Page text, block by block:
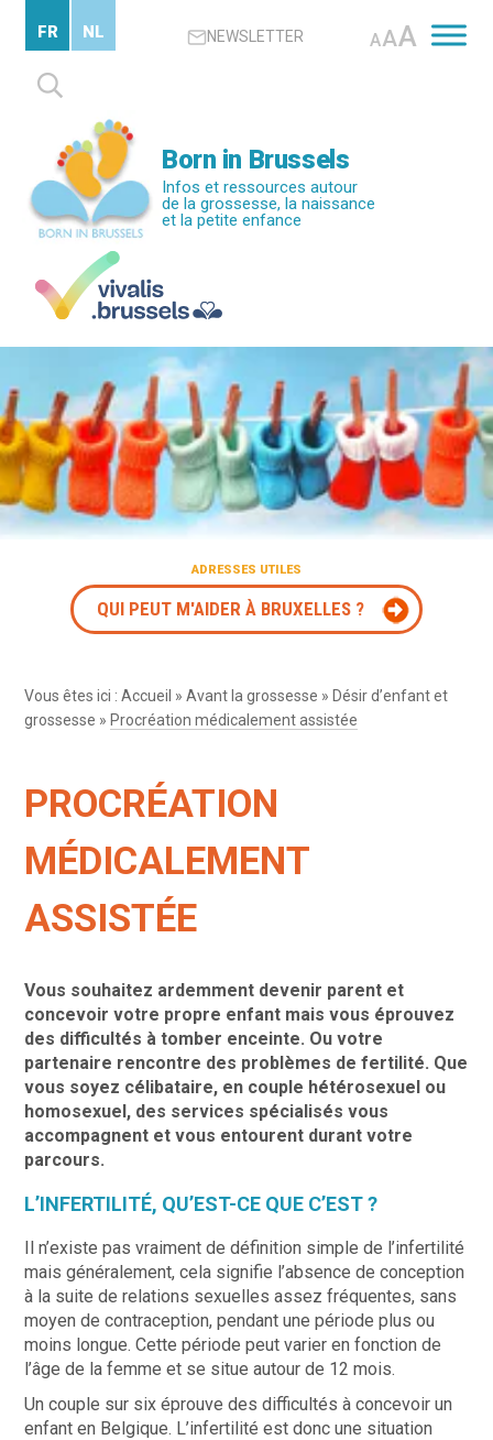
contenu
principal
NEWSLETTER AAA
Rechercher :
FR NL
Born in Brussels
Infos et ressources autour
de la grossesse, la naissance
et la petite enfance
ADRESSES UTILES
QUI PEUT M'AIDER À BRUXELLES ?
Vous êtes ici :Accueil »Avant la grossesse » Désir d’enfant et
grossesse » Procréation médicalement assistée
PROCRÉATION
MÉDICALEMENT
ASSISTÉE
Vous souhaitez ardemment devenir parent et
concevoir votre propre enfant mais vous éprouvez
des difficultés à tomber enceinte. Ou votre
partenaire rencontre des problèmes de fertilité. Que
vous soyez célibataire, en couple hétérosexuel ou
homosexuel, des services spécialisés vous
accompagnent et vous entourent durant votre
parcours.
L’INFERTILITÉ, QU’EST-CE QUE C’EST ?
Il n’existe pas vraiment de définition simple de l’infertilité
mais généralement, cela signifie l’absence de conception
à la suite de relations sexuelles assez fréquentes, sans
moyen de contraception, pendant une période plus ou
moins longue. Cette période peut varier en fonction de
l’âge de la femme et se situe autour de 12 mois.
Un couple sur six éprouve des difficultés à concevoir un
enfant en Belgique. L’infertilité est donc une situation